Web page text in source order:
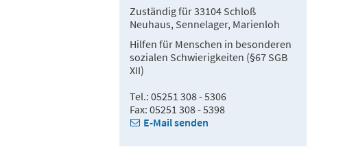
Zuständig für 33104 Schloß
Neuhaus, Sennelager, Marienloh
Hilfen für Menschen in besonderen
sozialen Schwierigkeiten (§67 SGB
XII)
Tel.: 05251 308 - 5306
Fax: 05251 308 - 5398
E-Mail senden